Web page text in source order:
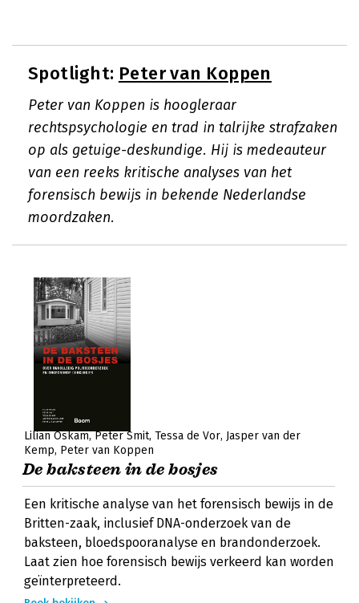
Spotlight: Peter van Koppen
Peter van Koppen is hoogleraar
rechtspsychologie en trad in talrijke strafzaken
op als getuige-deskundige. Hij is medeauteur
van een reeks kritische analyses van het
forensisch bewijs in bekende Nederlandse
moordzaken.
Lilian Oskam Peter Smit Tessa de Vor Jasper van der
Kemp Peter van Koppen
De baksteen in de bosjes
Een kritische analyse van het forensisch bewijs in de
Britten-zaak, inclusief DNA-onderzoek van de
baksteen, bloedspooranalyse en brandonderzoek.
Laat zien hoe forensisch bewijs verkeerd kan worden
geïnterpreteerd.